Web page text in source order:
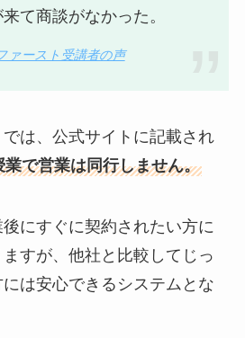
て商談がなかった。
ァースト受講者の声
は、公式サイトに記載され
業で営業は同行しません。
にすぐに契約されたい方に
すが、他社と比較してじっ
は安心できるシステムとな